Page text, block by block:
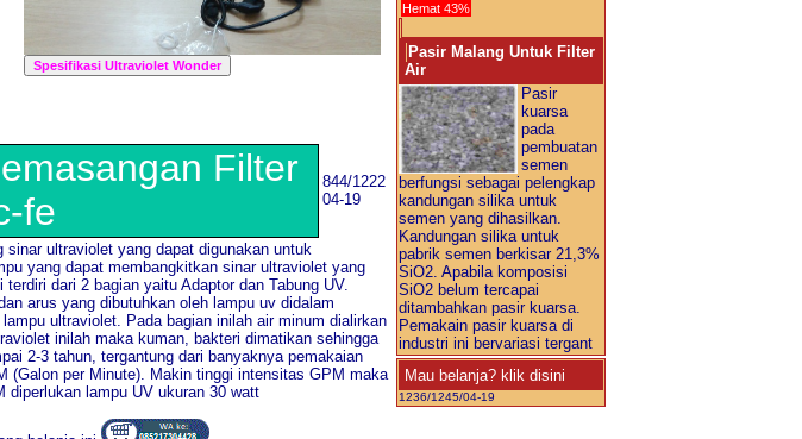
Filter
fe
844/1222
04-19
ultraviolet yang dapat digunakan untuk
yang dapat membangkitkan sinar ultraviolet yang
dari 2 bagian yaitu Adaptor dan Tabung UV.
arus yang dibutuhkan oleh lampu uv didalam
ultraviolet. Pada bagian inilah air minum dialirkan
inilah maka kuman, bakteri dimatikan sehingga
2-3 tahun, tergantung dari banyaknya pemakaian
(Galon per Minute). Makin tinggi intensitas GPM maka
diperlukan lampu UV ukuran 30 watt
Hemat 43%
Pasir Malang Untuk Filter
Air
Pasir
kuarsa
pada
pembuatan
semen
berfungsi sebagai pelengkap
kandungan silika untuk
semen yang dihasilkan.
Kandungan silika untuk
pabrik semen berkisar 21,3%
SiO2. Apabila komposisi
SiO2 belum tercapai
ditambahkan pasir kuarsa.
Pemakain pasir kuarsa di
industri ini bervariasi tergant
Mau belanja? klik disini
1236/1245/04-19